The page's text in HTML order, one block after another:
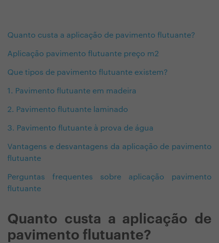
Quanto custa a aplicação de pavimento flutuante?
Aplicação pavimento flutuante preço m2
Que tipos de pavimento flutuante existem?
1. Pavimento flutuante em madeira
2. Pavimento flutuante laminado
3. Pavimento flutuante à prova de água
Vantagens e desvantagens da aplicação de pavimento
flutuante
Perguntas frequentes sobre aplicação pavimento
flutuante
Quanto custa a aplicação de
pavimento flutuante?